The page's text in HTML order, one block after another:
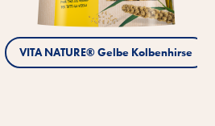
Gelbe Kolbenhirse